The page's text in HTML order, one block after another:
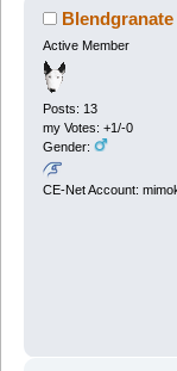
Blendgranate
Active Member
Posts: 13
my Votes: +1/-0
Gender:
CE-Net Account: